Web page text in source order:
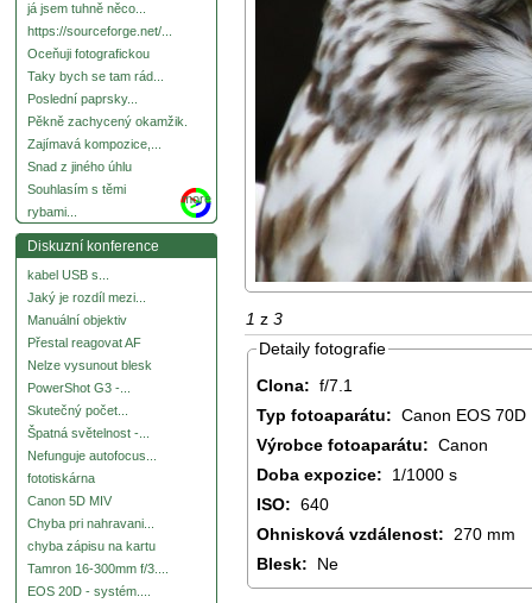
já jsem tuhně něco...
https://sourceforge.net/...
Oceňuji fotografickou
Taky bych se tam rád...
Poslední paprsky...
Pěkně zachycený okamžik.
Zajímavá kompozice,...
Snad z jiného úhlu
Souhlasím s těmi
rybami...
more
Diskuzní konference
kabel USB s...
Jaký je rozdíl mezi...
Manuální objektiv
Přestal reagovat AF
Nelze vysunout blesk
PowerShot G3 -...
Skutečný počet...
Špatná světelnost -...
Nefunguje autofocus...
fototiskárna
Canon 5D MIV
Chyba pri nahravani...
chyba zápisu na kartu
Tamron 16-300mm f/3....
EOS 20D - systém....
1 z 3
Detaily fotografie
Clona: f/7.1
Typ fotoaparátu: Canon EOS 70D
Výrobce fotoaparátu: Canon
Doba expozice:
1/1000 s
ISO: 640
Ohnisková vzdálenost:
270 mm
Blesk:
Ne